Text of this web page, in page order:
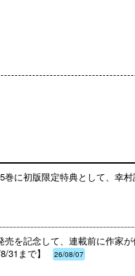
巻に初版限定特典として、幸
売を記念して、連載前に作
31まで】
26/08/07